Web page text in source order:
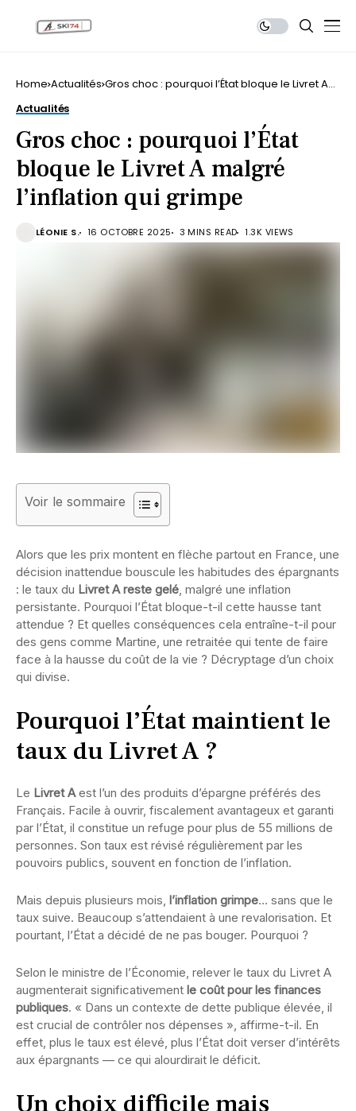
Home Actualités Gros choc : pourquoi l’État bloque le Livret A
Actualités
Gros choc : pourquoi l’État
bloque le Livret A malgré
l’inflation qui grimpe
LÉONIE S. 16 OCTOBRE 2025 3 MINS READ 1.3K VIEWS
Voir le sommaire
Alors que les prix montent en flèche partout en France, une
décision inattendue bouscule les habitudes des épargnants
: le taux du Livret A reste gelé, malgré une inflation
persistante. Pourquoi l’État bloque-t-il cette hausse tant
attendue ? Et quelles conséquences cela entraîne-t-il pour
des gens comme Martine, une retraitée qui tente de faire
face à la hausse du coût de la vie ? Décryptage d’un choix
qui divise.
Pourquoi l’État maintient le
taux du Livret A ?
Le Livret Aest l’un des produits d’épargne préférés des
Français. Facile à ouvrir, fiscalement avantageux et garanti
par l’État, il constitue un refuge pour plus de 55 millions de
personnes. Son taux est révisé régulièrement par les
pouvoirs publics, souvent en fonction de l’inflation.
Mais depuis plusieurs mois, l’inflation grimpe… sans que le
taux suive. Beaucoup s’attendaient à une revalorisation. Et
pourtant, l’État a décidé de ne pas bouger. Pourquoi ?
Selon le ministre de l’Économie, relever le taux du Livret A
augmenterait significativement le coût pour les finances
publiques. « Dans un contexte de dette publique élevée, il
est crucial de contrôler nos dépenses », affirme-t-il. En
effet, plus le taux est élevé, plus l’État doit verser d’intérêts
aux épargnants — ce qui alourdirait le déficit.
Un choix difficile mais